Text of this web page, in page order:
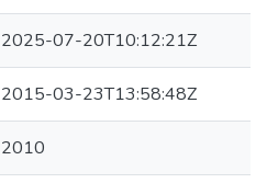
2025-07-20T10:12:21Z
2015-03-23T13:58:48Z
2010